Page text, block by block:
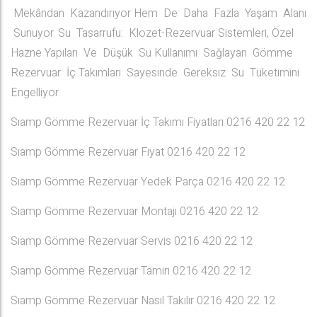
Mekândan Kazandırıyor Hem De Daha Fazla Yaşam Alanı
Sunuyor. Su Tasarrufu: Klozet-Rezervuar Sistemleri, Özel
Hazne Yapıları Ve Düşük Su Kullanımı Sağlayan Gömme
Rezervuar İç Takımları Sayesinde Gereksiz Su Tüketimini
Engelliyor.
Sıamp Gömme Rezervuar İç Takımı Fiyatları 0216 420 22 12
Sıamp Gömme Rezervuar Fiyat 0216 420 22 12
Sıamp Gömme Rezervuar Yedek Parça 0216 420 22 12
Sıamp Gömme Rezervuar Montajı 0216 420 22 12
Sıamp Gömme Rezervuar Servis 0216 420 22 12
Sıamp Gömme Rezervuar Tamiri 0216 420 22 12
Sıamp Gömme Rezervuar Nasıl Takılır 0216 420 22 12